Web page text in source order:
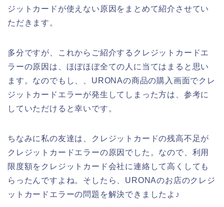
ジットカードが使えない原因をまとめて紹介させてい
ただきます。
多分ですが、これからご紹介するクレジットカードエ
ラーの原因は、ほぼほぼ全ての人に当てはまると思い
ます。なのでもし、、URONAの商品の購入画面でクレ
ジットカードエラーが発生してしまった方は、参考に
していただけると幸いです。
ちなみに私の友達は、クレジットカードの残高不足が
クレジットカードエラーの原因でした。なので、利用
限度額をクレジットカード会社に連絡して高くしても
らったんですよね。そしたら、URONAのお店のクレジ
ットカードエラーの問題を解決できましたよ♪